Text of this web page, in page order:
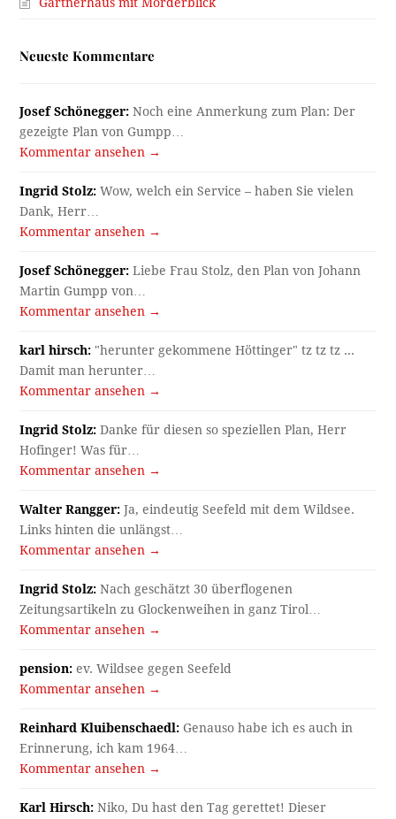
Neueste Kommentare
Josef Schönegger: Noch eine Anmerkung zum Plan: Der
gezeigte Plan von Gumpp…
Kommentar ansehen →
Ingrid Stolz: Wow, welch ein Service – haben Sie vielen
Dank, Herr…
Kommentar ansehen →
Josef Schönegger: Liebe Frau Stolz, den Plan von Johann
Martin Gumpp von…
Kommentar ansehen →
karl hirsch: "herunter gekommene Höttinger" tz tz tz ...
Damit man herunter…
Kommentar ansehen →
Ingrid Stolz: Danke für diesen so speziellen Plan, Herr
Hofinger! Was für…
Kommentar ansehen →
Walter Rangger: Ja, eindeutig Seefeld mit dem Wildsee.
Links hinten die unlängst…
Kommentar ansehen →
Ingrid Stolz: Nach geschätzt 30 überflogenen
Zeitungsartikeln zu Glockenweihen in ganz Tirol…
Kommentar ansehen →
pension: ev. Wildsee gegen Seefeld
Kommentar ansehen →
Reinhard Kluibenschaedl: Genauso habe ich es auch in
Erinnerung, ich kam 1964…
Kommentar ansehen →
Karl Hirsch: Niko, Du hast den Tag gerettet! Dieser